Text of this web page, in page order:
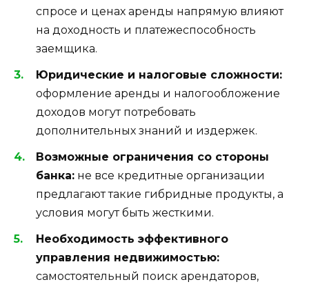
спросе и ценах аренды напрямую влияют
на доходность и платежеспособность
заемщика.
Юридические и налоговые сложности:
оформление аренды и налогообложение
доходов могут потребовать
дополнительных знаний и издержек.
Возможные ограничения со стороны
банка: не все кредитные организации
предлагают такие гибридные продукты, а
условия могут быть жесткими.
Необходимость эффективного
управления недвижимостью:
самостоятельный поиск арендаторов,